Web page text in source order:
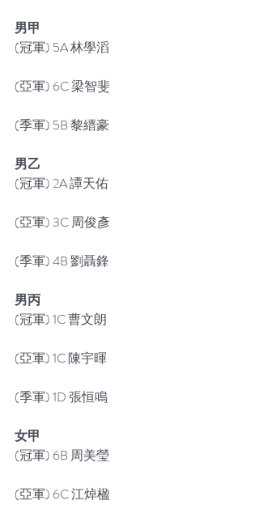
男甲
(冠軍) 5A 林學滔
(亞軍) 6C 梁智斐
(季軍) 5B 黎縉豪
男乙
(冠軍) 2A 譚天佑
(亞軍) 3C 周俊彥
(季軍) 4B 劉聶鋒
男丙
(冠軍) 1C 曹文朗
(亞軍) 1C 陳宇暉
(季軍) 1D 張恒鳴
女甲
(冠軍) 6B 周美瑩
(亞軍) 6C 江焯楹